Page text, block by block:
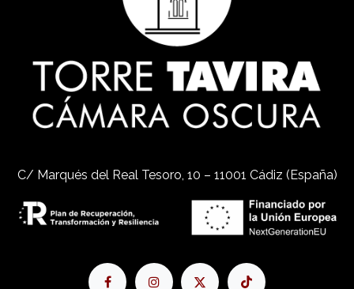
C/ Marqués del Real Tesoro, 10 – 11001 Cádiz (España)